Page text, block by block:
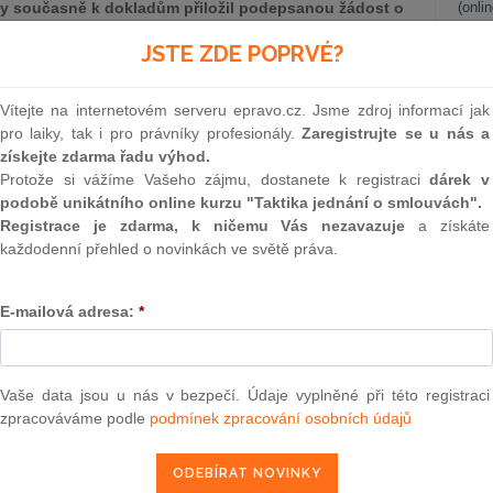
současně k dokladům přiložil podepsanou žádost o
(tedy dodavatele kvalifikovaného pro účast v
otázku považujeme za důležitou nejen pro postupy
ale obdobně pro jednací řízení s uveřejněním, resp.
předmětem plnění zadávané v soutěžním
pohled na danou problematiku.
musí za každých okolností předložit doklady k
s přímo nadepsaným (a řádně podepsaným)
anebo případně postačí jen dodání předmětných
v plném rozsahu?
ve znění pozdějších předpisů (dále jen „
následující ustanovení:
JSTE ZDE POPRVÉ?
Vítejte na internetovém serveru epravo.cz. Jsme zdroj informací jak
pro laiky, tak i pro právníky profesionály.Zaregistrujte se u nás a
získejte zdarma řadu výhod.
Protože si vážíme Vašeho zájmu, dostanete k registracidárek v
podobě unikátního online kurzu "Taktika jednání o smlouvách".
Registrace je zdarma, k ničemu Vás nezavazuje a získáte
každodenní přehled o novinkách ve světě práva.
E-mailová adresa: *
Vaše data jsou u nás v bezpečí. Údaje vyplněné při této registraci
zpracováváme podle podmínek zpracování osobních údajů